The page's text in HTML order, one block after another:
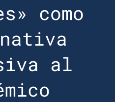
como
al